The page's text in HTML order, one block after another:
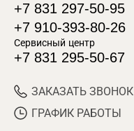
+7 831 297-50-95
+7 910-393-80-26
Сервисный центр
+7 831 295-50-67
ЗАКАЗАТЬ ЗВОНОК
ГРАФИК РАБОТЫ